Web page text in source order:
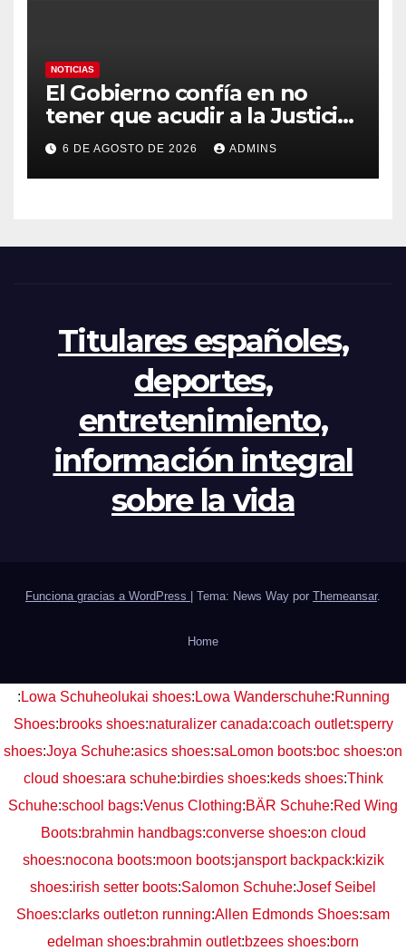
NOTICIAS
El Gobierno confía en no
tener que acudir a la Justicia
por el reparto de menores
mientras el PP pide la
apertura del Congreso por la
6 DE AGOSTO DE 2026 ADMINS
Titulares españoles,
deportes,
entretenimiento,
información integral
sobre la vida
Funciona gracias a WordPress Tema: News Way por Themeansar.
Home
: Lowa Schuheolukai shoes: Lowa Wanderschuhe:Running
Shoes:brooks shoes:naturalizer canada:coach outlet:sperry
shoes:Joya Schuhe:asics shoes:saLomon boots:boc shoes:on
cloud shoes:ara schuhe:birdies shoes:keds shoes:Think
Schuhe:school bags:Venus Clothing:BÄR Schuhe:Red Wing
Boots:brahmin handbags:converse shoes:on cloud
shoes:nocona boots:moon boots:jansport backpack:kizik
shoes:irish setter boots:Salomon Schuhe:Josef Seibel
Shoes:clarks outlet:on running:Allen Edmonds Shoes:sam
edelman shoes:brahmin outlet:bzees shoes:born